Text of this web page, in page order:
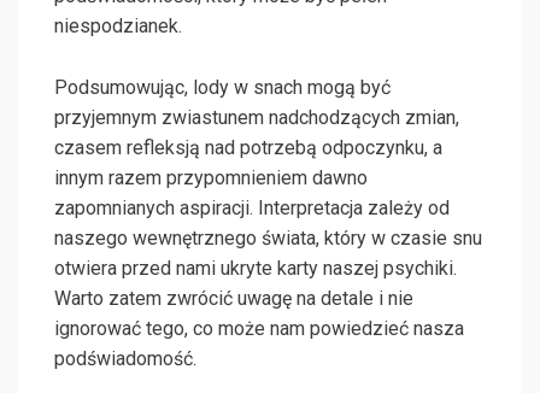
niespodzianek.
Podsumowując, lody w snach mogą być
przyjemnym zwiastunem nadchodzących zmian,
czasem refleksją nad potrzebą odpoczynku, a
innym razem przypomnieniem dawno
zapomnianych aspiracji. Interpretacja zależy od
naszego wewnętrznego świata, który w czasie snu
otwiera przed nami ukryte karty naszej psychiki.
Warto zatem zwrócić uwagę na detale i nie
ignorować tego, co może nam powiedzieć nasza
podświadomość.